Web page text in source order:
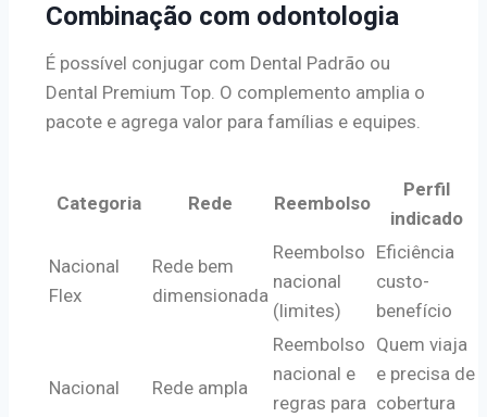
Combinação com odontologia
É possível conjugar com Dental Padrão ou
Dental Premium Top. O complemento amplia o
pacote e agrega valor para famílias e equipes.
Categoria Rede Reembolso
Perfil
indicado
Nacional
Flex
Rede bem
dimensionada
Reembolso
nacional
(limites)
Eficiência
custo-
benefício
Nacional Rede ampla
Reembolso
nacional e
regras para
Quem viaja
e precisa de
cobertura